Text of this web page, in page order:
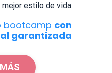
mejor estilo de vida.
bootcamp con
garantizada